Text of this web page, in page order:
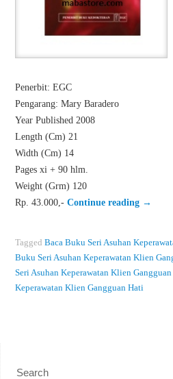
Penerbit: EGC
Pengarang: Mary Baradero
Year Published 2008
Length (Cm) 21
Width (Cm) 14
Pages xi + 90 hlm.
Weight (Grm) 120
Rp. 43.000,- Continue reading →
Tagged Baca Buku Seri Asuhan
Buku Seri Asuhan Keperawatan Klien
Seri Asuhan Keperawatan Klien
Keperawatan Klien Gangguan Hati
Search